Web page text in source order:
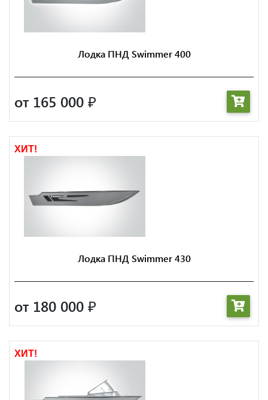
Лодка ПНД Swimmer 400
от 165 000 ₽
ХИТ!
Лодка ПНД Swimmer 430
от 180 000 ₽
ХИТ!